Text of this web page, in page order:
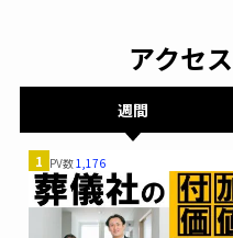
アクセ
週間
1 PV数1,176